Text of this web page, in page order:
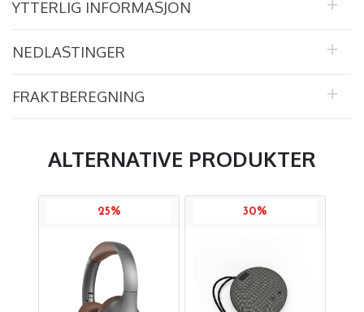
YTTERLIG INFORMASJON
NEDLASTINGER
FRAKTBEREGNING
ALTERNATIVE PRODUKTER
25% 30%